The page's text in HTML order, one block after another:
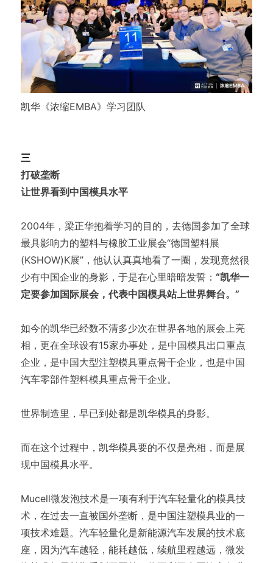
凯华《浓缩EMBA》学习团队
三
打破垄断
让世界看到中国模具水平
2004年，梁正华抱着学习的目的，去德国参加了全球
最具影响力的塑料与橡胶工业展会“德国塑料展
(KSHOW)K展”，他认认真真地看了一圈，发现竟然很
少有中国企业的身影，于是在心里暗暗发誓： “凯华一
定要参加国际展会，代表中国模具站上世界舞台。”
如今的凯华已经数不清多少次在世界各地的展会上亮
相，更在全球设有15家办事处，是中国模具出口重点
企业，是中国大型注塑模具重点骨干企业，也是中国
汽车零部件塑料模具重点骨干企业。
世界制造里，早已到处都是凯华模具的身影。
而在这个过程中，凯华模具要的不仅是亮相，而是展
现中国模具水平。
Mucell微发泡技术是一项有利于汽车轻量化的模具技
术，在过去一直被国外垄断，是中国注塑模具业的一
项技术难题。汽车轻量化是新能源汽车发展的技术底
座，因为汽车越轻，能耗越低，续航里程越远，微发